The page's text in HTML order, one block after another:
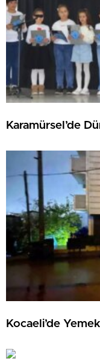
Karamürsel’de
Kocaeli’de